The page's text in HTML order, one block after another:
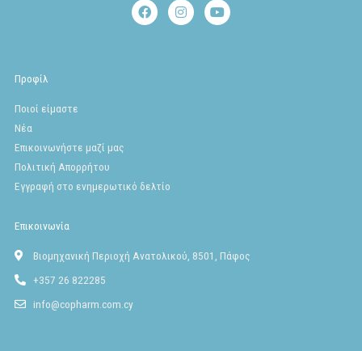
F
a
I
n
Y
o
Προφίλ
Ποιοί είμαστε
Νέα
Επικοινωνήστε μαζί μας
Πολιτική Απορρήτου
Εγγραφή στο ενημερωτικό δελτίο
Επικοινωνία
Βιομηχανική Περιοχή Ανατολικού, 8501, Πάφος
+357 26 822285
info@copharm.com.cy